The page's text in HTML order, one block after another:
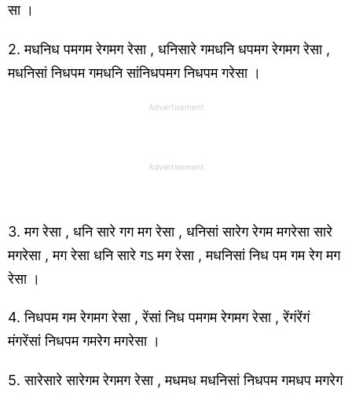
सा ।
2. मधनिध पमगम रेगमग रेसा , धनिसारे गमधनि धपमग रेगमग रेसा ,
मधनिसां निधपम गमधनि सांनिधपमग निधपम गरेसा ।
Advertisement
Advertisement
3. मग रेसा , धनि सारे गग मग रेसा , धनिसां सारेग रेगम मगरेसा सारे
मगरेसा , मग रेसा धनि सारे गऽ मग रेसा , मधनिसां निध पम गम रेग मग
रेसा ।
4. निधपम गम रेगमग रेसा , रेंसां निध पमगम रेगमग रेसा , रेंगंरेंगं
मंगरेंसां निधपम गमरेग मगरेसा ।
5. सारेसारे सारेगम रेगमग रेसा , मधमध मधनिसां निधपम गमधप मगरेग